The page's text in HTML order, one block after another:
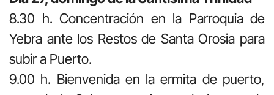
8.30 h. Concentración en la Parroquia de
Yebra ante los Restos de Santa Orosia para
subir a Puerto.
9.00 h. Bienvenida en la ermita de puerto,